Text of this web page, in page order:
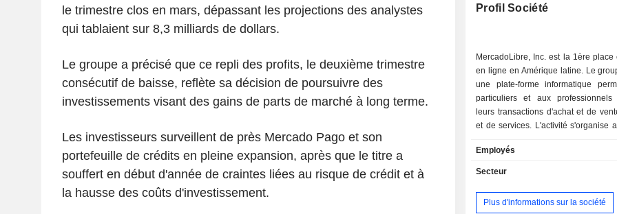
le trimestre clos en mars, dépassant les projections des analystes
qui tablaient sur 8,3 milliards de dollars.
Le groupe a précisé que ce repli des profits, le deuxième trimestre
consécutif de baisse, reflète sa décision de poursuivre des
investissements visant des gains de parts de marché à long terme.
Les investisseurs surveillent de près Mercado Pago et son
portefeuille de crédits en pleine expansion, après que le titre a
souffert en début d'année de craintes liées au risque de crédit et à
la hausse des coûts d'investissement.
Profil Société
MercadoLibre, Inc. est la 1ère place
en ligne en Amérique latine. Le
une plate-forme informatique
particuliers et aux professionnels
leurs transactions d'achat et de
et de services. L'activité s'organise
commerce en ligne ; - prestations de paiement
en ligne : prestations assurées au
livraison : prestations assurées au
plate-forme MercadoEnvios ; - développement
Employés
Secteur
Plus d'informations sur la société